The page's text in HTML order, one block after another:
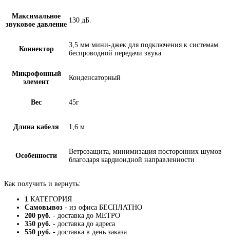
Максимальное
звуковое давление
130 дБ.
Коннектор
3,5 мм мини-джек для подключения к системам
беспроводной передачи звука
Микрофонный
элемент
Конденсаторный
Вес 45г
Длина кабеля 1,6 м
Особенности
Ветрозащита, минимизация посторонних шумов
благодаря кардиоидной направленности
Как получить и вернуть:
1 КАТЕГОРИЯ
Самовывоз - из офиса БЕСПЛАТНО
200 руб. - доставка до МЕТРО
350 руб. - доставка до адреса
550 руб. - доставка в день заказа